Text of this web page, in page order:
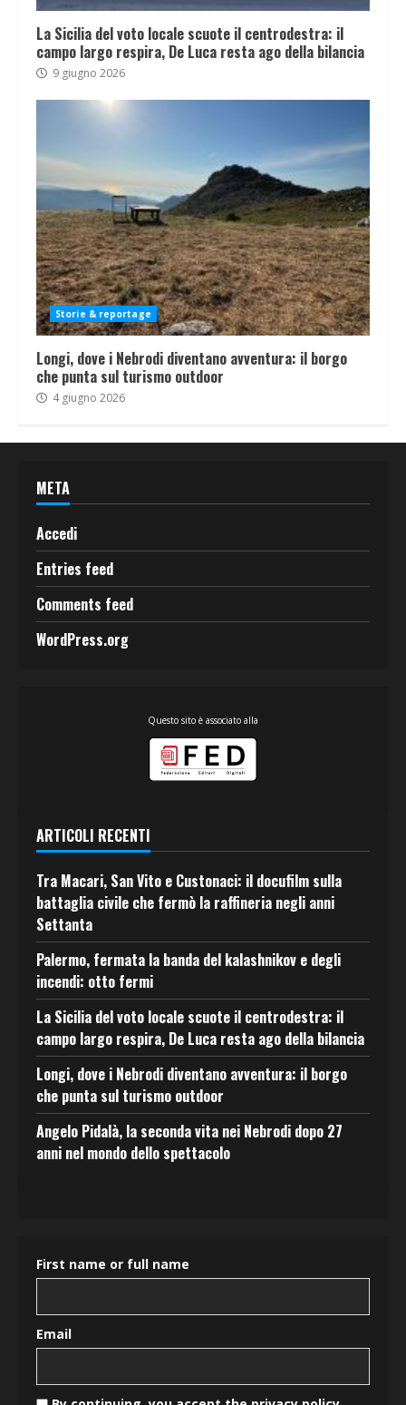
La Sicilia del voto locale scuote il centrodestra: il
campo largo respira, De Luca resta ago della bilancia
9 giugno 2026
Storie & reportage
Longi, dove i Nebrodi diventano avventura: il borgo
che punta sul turismo outdoor
4 giugno 2026
META
Accedi
Entries feed
Comments feed
WordPress.org
Questo sito è associato alla
ARTICOLI RECENTI
Tra Macari, San Vito e Custonaci: il docufilm sulla
battaglia civile che fermò la raffineria negli anni
Settanta
Palermo, fermata la banda del kalashnikov e degli
incendi: otto fermi
La Sicilia del voto locale scuote il centrodestra: il
campo largo respira, De Luca resta ago della bilancia
Longi, dove i Nebrodi diventano avventura: il borgo
che punta sul turismo outdoor
Angelo Pidalà, la seconda vita nei Nebrodi dopo 27
anni nel mondo dello spettacolo
First name or full name
Email